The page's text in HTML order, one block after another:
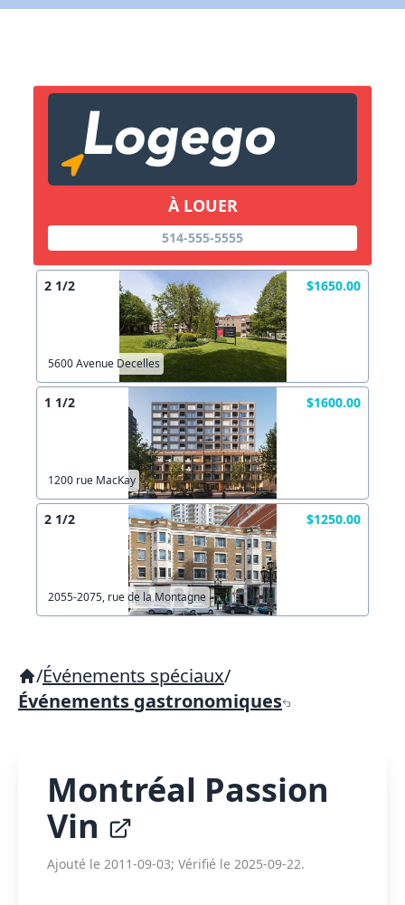
À LOUER
514-555-5555
2 1/2 $1650.00
5600 Avenue Decelles
1 1/2 $1600.00
1200 rue MacKay
2 1/2 $1250.00
2055-2075, rue de la Montagne
/Événements spéciaux/
Événements gastronomiques
Montréal Passion
Vin
Ajouté le 2011-09-03; Vérifié le 2025-09-22.
Copier lien
X Fermer Envoyez